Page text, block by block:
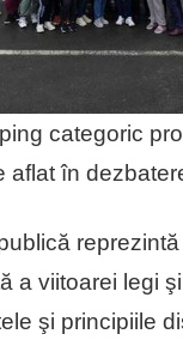
categoric
aflat în
a viitoarei legi
şi principiile